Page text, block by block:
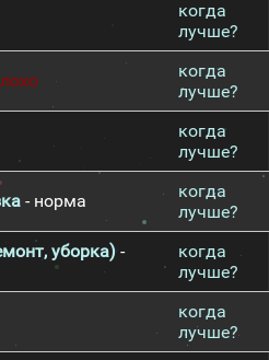
когда
лучше?
когда
лучше?
когда
лучше?
- норма
когда
лучше?
уборка)-
когда
лучше?
когда
лучше?